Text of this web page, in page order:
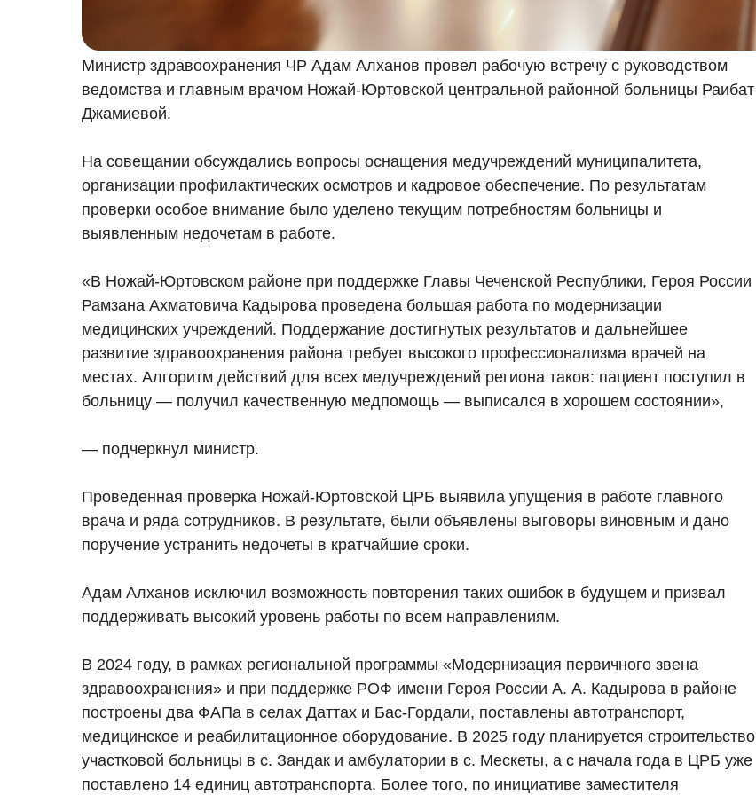
Министр здравоохранения ЧР Адам Алханов провел рабочую встречу с руководством
ведомства и главным врачом Ножай-Юртовской центральной районной больницы Раибат
Джамиевой.
На совещании обсуждались вопросы оснащения медучреждений муниципалитета,
организации профилактических осмотров и кадровое обеспечение. По результатам
проверки особое внимание было уделено текущим потребностям больницы и
выявленным недочетам в работе.
«В Ножай-Юртовском районе при поддержке Главы Чеченской Республики, Героя России
Рамзана Ахматовича Кадырова проведена большая работа по модернизации
медицинских учреждений. Поддержание достигнутых результатов и дальнейшее
развитие здравоохранения района требует высокого профессионализма врачей на
местах. Алгоритм действий для всех медучреждений региона таков: пациент поступил в
больницу — получил качественную медпомощь — выписался в хорошем состоянии»,
— подчеркнул министр.
Проведенная проверка Ножай-Юртовской ЦРБ выявила упущения в работе главного
врача и ряда сотрудников. В результате, были объявлены выговоры виновным и дано
поручение устранить недочеты в кратчайшие сроки.
Адам Алханов исключил возможность повторения таких ошибок в будущем и призвал
поддерживать высокий уровень работы по всем направлениям.
В 2024 году, в рамках региональной программы «Модернизация первичного звена
здравоохранения» и при поддержке РОФ имени Героя России А. А. Кадырова в районе
построены два ФАПа в селах Даттах и Бас-Гордали, поставлены автотранспорт,
медицинское и реабилитационное оборудование. В 2025 году планируется строительство
участковой больницы в с. Зандак и амбулатории в с. Мескеты, а с начала года в ЦРБ уже
поставлено 14 единиц автотранспорта. Более того, по инициативе заместителя